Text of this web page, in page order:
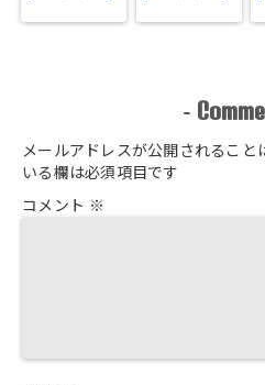
-
メールアドレスが公開されること
いる欄は必須項目です
コメント ※